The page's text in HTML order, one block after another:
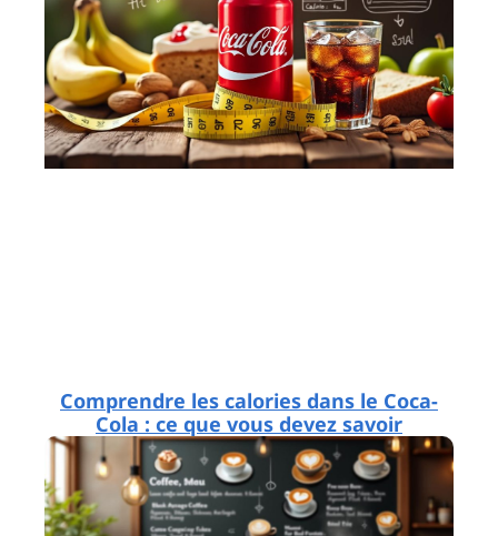
Comprendre les calories dans le Coca-
Cola : ce que vous devez savoir